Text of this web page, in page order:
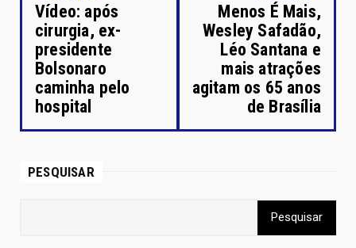
Vídeo: após
cirurgia, ex-
presidente
Bolsonaro
caminha pelo
hospital
Menos É Mais,
Wesley Safadão,
Léo Santana e
mais atrações
agitam os 65 anos
de Brasília
PESQUISAR